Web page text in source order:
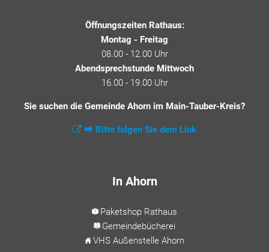
Öffnungszeiten Rathaus:
Montag - Freitag
08.00 - 12.00 Uhr
Abendsprechstunde Mittwoch
16.00 - 19.00 Uhr
Sie suchen die Gemeinde Ahorn im Main-Tauber-Kreis?
⮕ Bitte folgen Sie dem Link
In Ahorn
Paketshop Rathaus
Gemeindebücherei
VHS Außenstelle Ahorn